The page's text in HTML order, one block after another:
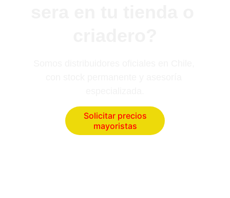
Solicitar precios
mayoristas